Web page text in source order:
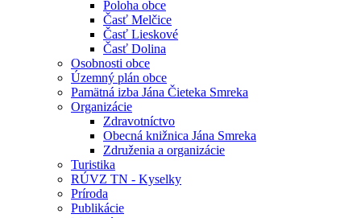
Poloha obce
Časť Melčice
Časť Lieskové
Časť Dolina
Osobnosti obce
Územný plán obce
Pamätná izba Jána Čieteka Smreka
Organizácie
Zdravotníctvo
Obecná knižnica Jána Smreka
Združenia a organizácie
Turistika
RÚVZ TN - Kyselky
Príroda
Publikácie